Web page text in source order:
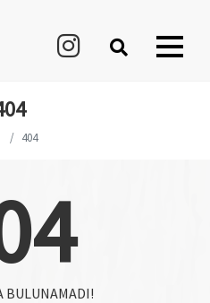
404
BULUNAMADI!